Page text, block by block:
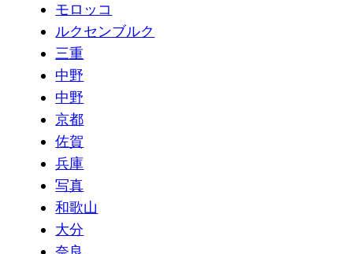
モロッコ
ルクセンブルク
三重
中野
中野
京都
佐賀
兵庫
写真
和歌山
大分